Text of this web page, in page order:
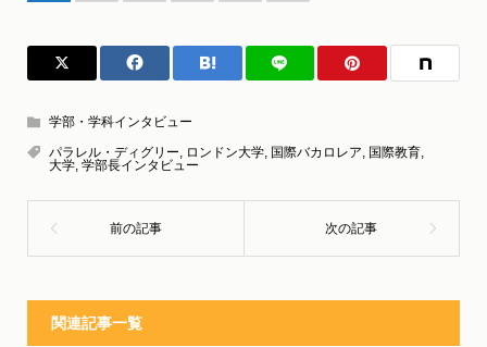
学部・学科インタビュー
パラレル・ディグリー, ロンドン大学, 国際バカロレア, 国際教育,
大学, 学部長インタビュー
関連記事一覧